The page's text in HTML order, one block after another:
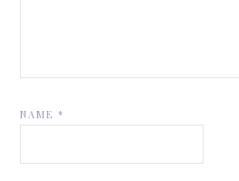
NAME*